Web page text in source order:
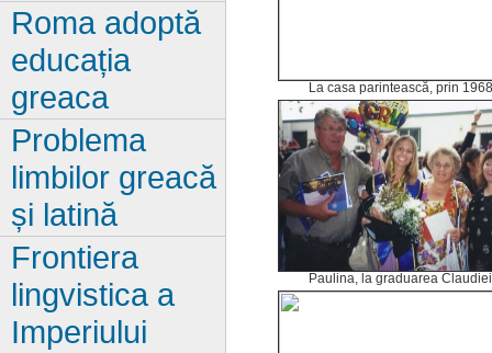
La casa parintească, prin 1968
Paulina, la graduarea Claudiei
Roma adoptă
educația
greaca
Problema
limbilor greacă
și latină
Frontiera
lingvistica a
Imperiului